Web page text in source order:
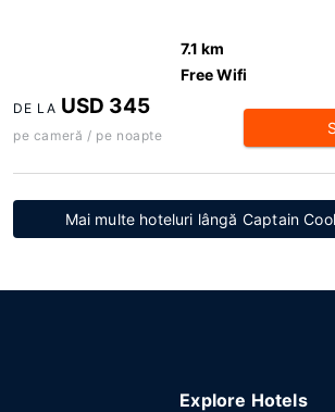
7.1 km
Free Wifi
DE LA USD 345
pe cameră / pe noapte
Mai multe hoteluri lângă Captain
Explore Hotels